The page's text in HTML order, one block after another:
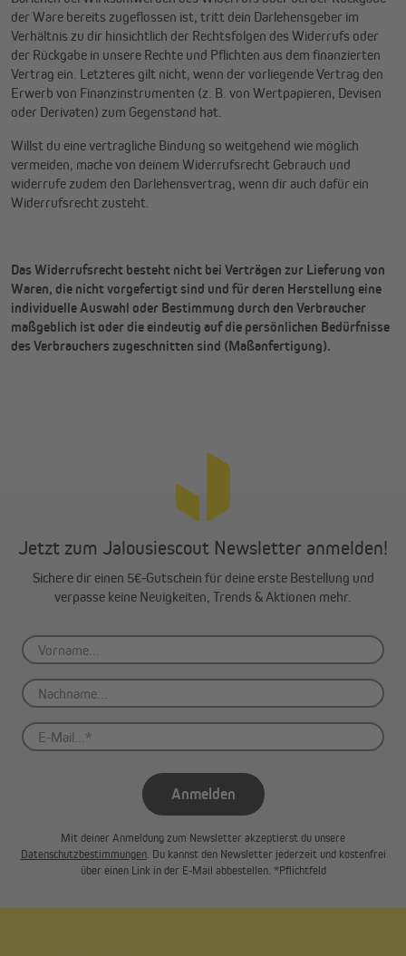
der Ware bereits zugeflossen ist, tritt dein Darlehensgeber im
Verhältnis zu dir hinsichtlich der Rechtsfolgen des Widerrufs oder
der Rückgabe in unsere Rechte und Pflichten aus dem finanzierten
Vertrag ein. Letzteres gilt nicht, wenn der vorliegende Vertrag den
Erwerb von Finanzinstrumenten (z. B. von Wertpapieren, Devisen
oder Derivaten) zum Gegenstand hat.
Willst du eine vertragliche Bindung so weitgehend wie möglich
vermeiden, mache von deinem Widerrufsrecht Gebrauch und
widerrufe zudem den Darlehensvertrag, wenn dir auch dafür ein
Widerrufsrecht zusteht.
Das Widerrufsrecht besteht nicht bei Verträgen zur Lieferung von
Waren, die nicht vorgefertigt sind und für deren Herstellung eine
individuelle Auswahl oder Bestimmung durch den Verbraucher
maßgeblich ist oder die eindeutig auf die persönlichen Bedürfnisse
des Verbrauchers zugeschnitten sind (Maßanfertigung).
Jetzt zum Jalousiescout Newsletter anmelden!
Sichere dir einen 5€-Gutschein für deine erste Bestellung und
verpasse keine Neuigkeiten, Trends & Aktionen mehr.
Anmelden
Mit deiner Anmeldung zum Newsletter akzeptierst du unsere
Datenschutzbestimmungen. Du kannst den Newsletter jederzeit und kostenfrei
über einen Link in der E-Mail abbestellen. *Pflichtfeld